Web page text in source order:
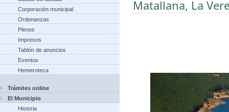
Corporación municipal
Ordenanzas
Plenos
Impresos
Tablón de anuncios
Eventos
Hemeroteca
Trámites online
El Municipio
Historia
Matallana, La